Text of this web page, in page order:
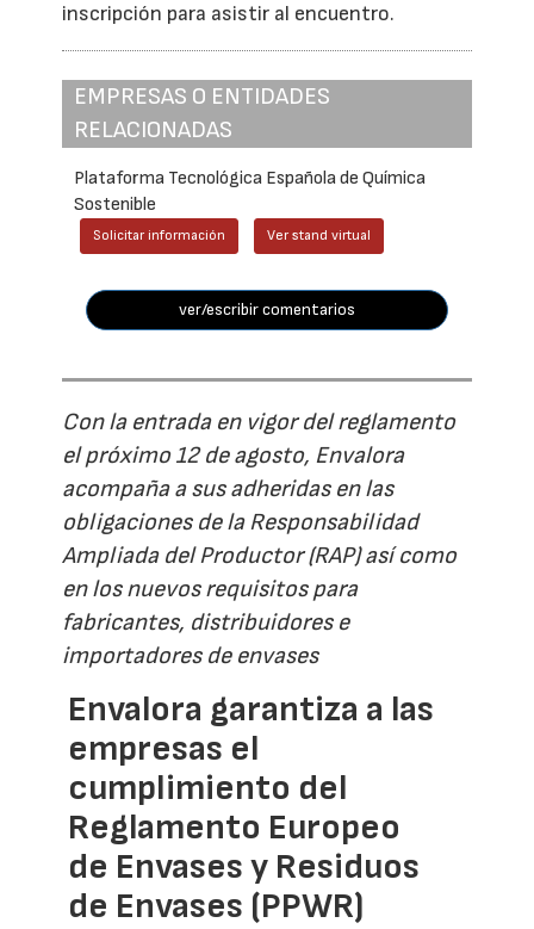
inscripción para asistir al encuentro.
EMPRESAS O ENTIDADES
RELACIONADAS
Plataforma Tecnológica Española de Química
Sostenible
Solicitar información Ver stand virtual
ver/escribir comentarios
Con la entrada en vigor del reglamento
el próximo 12 de agosto, Envalora
acompaña a sus adheridas en las
obligaciones de la Responsabilidad
Ampliada del Productor (RAP) así como
en los nuevos requisitos para
fabricantes, distribuidores e
importadores de envases
Envalora garantiza a las
empresas el
cumplimiento del
Reglamento Europeo
de Envases y Residuos
de Envases (PPWR)